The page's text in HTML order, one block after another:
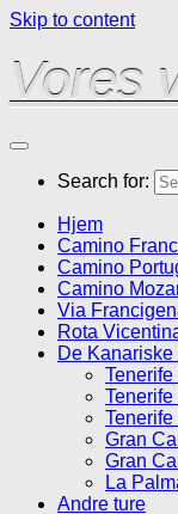
Skip to content
Vores
Search for:
Hjem
Camino
Camino
Camino
Via
Rota
De
Tenerife
Gran
Gran
La
Andre ture